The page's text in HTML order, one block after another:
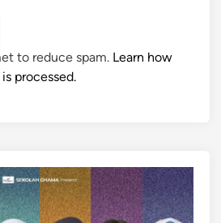
to reduce spam. Learn how
processed.